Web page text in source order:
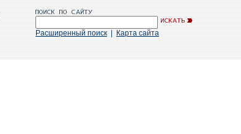
Расширенный поиск Карта сайта